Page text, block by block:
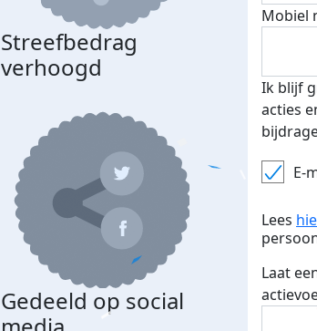
Streefbedrag
verhoogd
Gedeeld op social
Mobiel
Ik blijf
acties
E-
Lees
Laat